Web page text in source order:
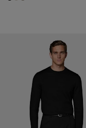
#000000
#D7D1C3
#9B8F81